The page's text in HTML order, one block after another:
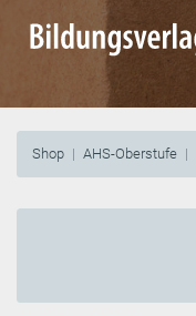
Shop AHS-Oberstufe